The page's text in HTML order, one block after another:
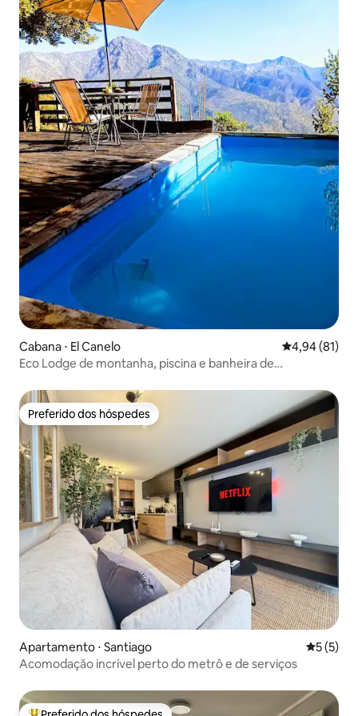
Cabana ⋅ El Canelo 4,94 de uma
4,94 (81)
Eco Lodge de montanha, piscina e banheira de
Preferido dos hóspedes
Preferido dos hóspedes
Apartamento ⋅ Santiago 5 de
5 (5)
Acomodação incrível perto do metrô e de serviços